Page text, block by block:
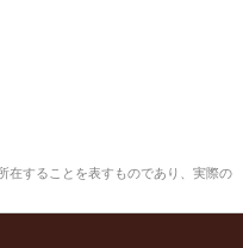
在することを表すものであり、実際の